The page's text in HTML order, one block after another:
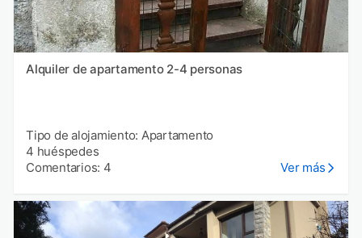
Alquiler de apartamento 2-4 personas
Tipo de alojamiento: Apartamento
4 huéspedes
Comentarios: 4
Ver más